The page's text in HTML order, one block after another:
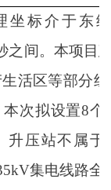
坐标介于东
秒之间。本项
活区等部分
本次拟设置8
升压站不属
集电线路